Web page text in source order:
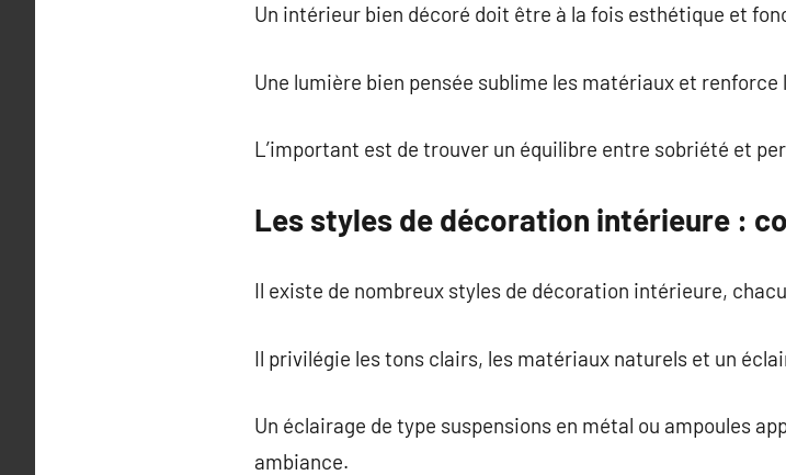
Un intérieur bien décoré doit être à la fois esthétique et
Une lumière bien pensée sublime les matériaux et renforce
L’important est de trouver un équilibre entre sobriété et
Les styles de décoration intérieure :
Il existe de nombreux styles de décoration intérieure,
Il privilégie les tons clairs, les matériaux naturels et un
Un éclairage de type suspensions en métal ou ampoules
ambiance.